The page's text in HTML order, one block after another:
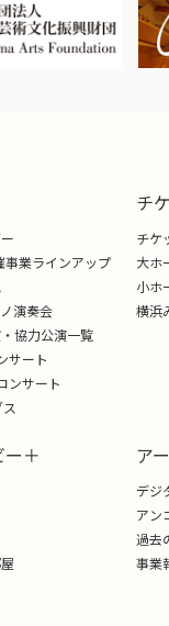
事業ラインアップ
演奏会
協力公演一覧
サート
ンサート
チ
チケ
大ホ
小ホ
横浜
＋ ア
デジ
アン
過去
事業